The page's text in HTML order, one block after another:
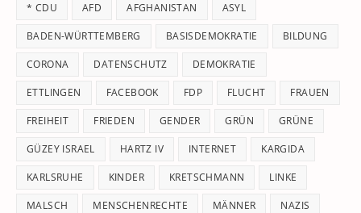
* CDU AFD AFGHANISTAN ASYL
BADEN-WÜRTTEMBERG BASISDEMOKRATIE BILDUNG
CORONA DATENSCHUTZ DEMOKRATIE
ETTLINGEN FACEBOOK FDP FLUCHT FRAUEN
FREIHEIT FRIEDEN GENDER GRÜN GRÜNE
GÜZEY ISRAEL HARTZ IV INTERNET KARGIDA
KARLSRUHE KINDER KRETSCHMANN LINKE
MALSCH MENSCHENRECHTE MÄNNER NAZIS